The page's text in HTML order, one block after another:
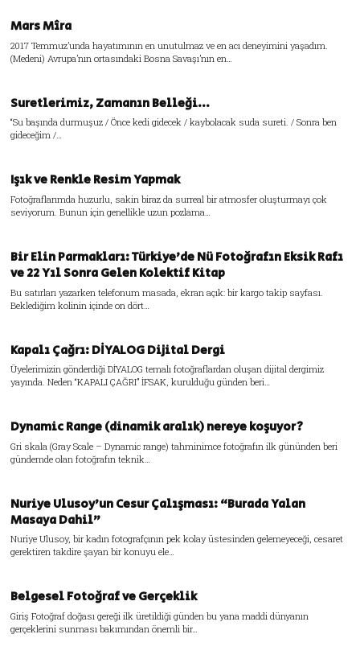
Mars Mîra
2017 Temmuz’unda hayatımının en unutulmaz ve en acı deneyimini yaşadım.
(Medeni) Avrupa’nın ortasındaki Bosna Savaşı’nın en…
Suretlerimiz, Zamanın Belleği…
“Su başında durmuşuz / Önce kedi gidecek / kaybolacak suda sureti. / Sonra ben
gideceğim /…
Işık ve Renkle Resim Yapmak
Fotoğraflarımda huzurlu, sakin biraz da surreal bir atmosfer oluşturmayı çok
seviyorum. Bunun için genellikle uzun pozlama…
Bir Elin Parmakları: Türkiye’de Nü Fotoğrafın Eksik Rafı
ve 22 Yıl Sonra Gelen Kolektif Kitap
Bu satırları yazarken telefonum masada, ekran açık: bir kargo takip sayfası.
Beklediğim kolinin içinde on dört…
Kapalı Çağrı: DİYALOG Dijital Dergi
Üyelerimizin gönderdiği DİYALOG temalı fotoğraflardan oluşan dijital dergimiz
yayında. Neden “KAPALI ÇAĞRI” İFSAK, kurulduğu günden beri…
Dynamic Range (dinamik aralık) nereye koşuyor?
Gri skala (Gray Scale – Dynamic range) tahminimce fotoğrafın ilk gününden beri
gündemde olan fotoğrafın teknik…
Nuriye Ulusoy’un Cesur Çalışması: “Burada Yalan
Masaya Dahil”
Nuriye Ulusoy, bir kadın fotografçının pek kolay üstesinden gelemeyeceği, cesaret
gerektiren takdire şayan bir konuyu ele…
Belgesel Fotoğraf ve Gerçeklik
Giriş Fotoğraf doğası gereği ilk üretildiği günden bu yana maddi dünyanın
gerçeklerini sunması bakımından önemli bir…